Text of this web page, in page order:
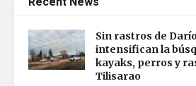
Sin rastros de
intensifican la
kayaks, perros y
Tilisarao